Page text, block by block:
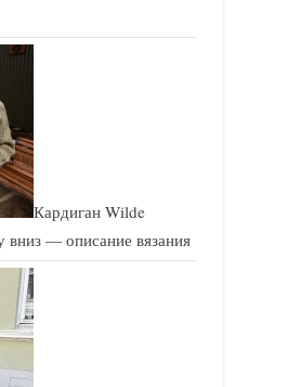
Кардиган Wilde
вниз — описание вязания